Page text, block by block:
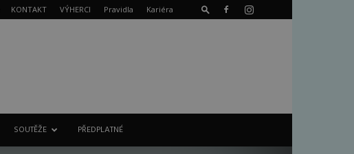
KONTAKT VÝHERCI Pravidla Kariéra
SOUTĚŽE PŘEDPLATNÉ